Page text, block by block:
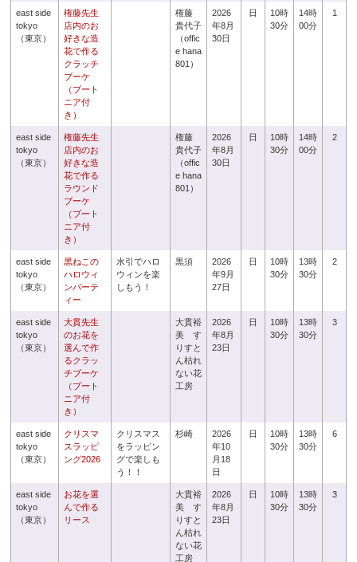
east side
tokyo
（東京）
権藤先生
店内のお
好きな造
花で作る
クラッチ
ブーケ
（ブート
ニア付
き）
権藤
貴代子
（offic
e hana
801）
2026
年8月
30日
日
10時
30分
14時
00分
1
east side
tokyo
（東京）
権藤先生
店内のお
好きな造
花で作る
ラウンド
ブーケ
（ブート
ニア付
き）
権藤
貴代子
（offic
e hana
801）
2026
年8月
30日
日
10時
30分
14時
00分
2
east side
tokyo
（東京）
黒ねこの
ハロウィ
ンパーテ
ィー
水引でハロ
ウィンを楽
しもう！
黒須
2026
年9月
27日
日
10時
30分
13時
30分
2
east side
tokyo
（東京）
大貫先生
のお花を
選んで作
るクラッ
チブーケ
（ブート
ニア付
き）
大貫裕
美 す
りすと
ん枯れ
ない花
工房
2026
年8月
23日
日
10時
30分
13時
30分
3
east side
tokyo
（東京）
クリスマ
スラッピ
ング2026
クリスマス
をラッピン
グで楽しも
う！！
杉崎
2026
年10
月18
日
日
10時
30分
13時
30分
6
east side
tokyo
（東京）
お花を選
んで作る
リース
大貫裕
美 す
りすと
ん枯れ
ない花
工房
2026
年8月
23日
日
10時
30分
13時
30分
3